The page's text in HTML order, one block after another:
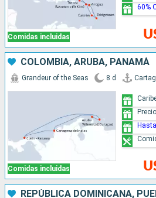
Comidas incluidas
60%
COLOMBIA, ARUBA, PANAMÁ
Comidas incluidas
Grandeur of the Seas 8 d